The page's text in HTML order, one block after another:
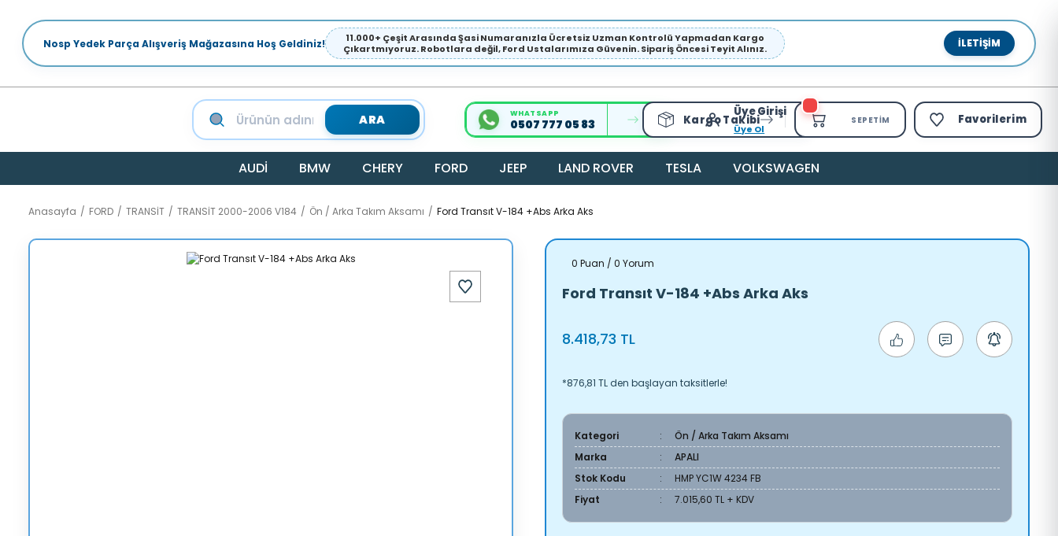
Nosp Yedek Parça Alışveriş Mağazasına Hoş Geldiniz!
11.000+ Çeşit Arasında Şasi Numaranızla Ücretsiz Uzman Kontrolü Yapmadan Kargo
Çıkartmıyoruz. Robotlara değil, Ford Ustalarımıza Güvenin. Sipariş Öncesi Teyit Alınız.
İLETIŞIM
ARA WHATSAPP
0507 777 05 83 Kargo Takibi
Üye Girişi
Üye Ol
SEPETIM Favorilerim
AUDİ BMW CHERY FORD JEEP LAND ROVER TESLA VOLKSWAGEN
Anasayfa FORD TRANSİT TRANSİT 2000-2006 V184 Ön / Arka Takım Aksamı Ford Transıt V-184 +Abs Arka Aks
0 Puan / 0 Yorum
Ford Transıt V-184 +Abs Arka Aks
8.418,73 TL
*876,81 TL den başlayan taksitlerle!
Kategori
Ön / Arka Takım Aksamı
Marka
APALI
Stok Kodu
HMP YC1W 4234 FB
Fiyat
7.015,60 TL + KDV